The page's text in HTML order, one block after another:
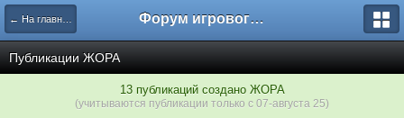
← На главную Форум игрового проекта Riverrise
Публикации ЖОРА
13 публикаций создано ЖОРА
(учитываются публикации только с 07-августа 25)